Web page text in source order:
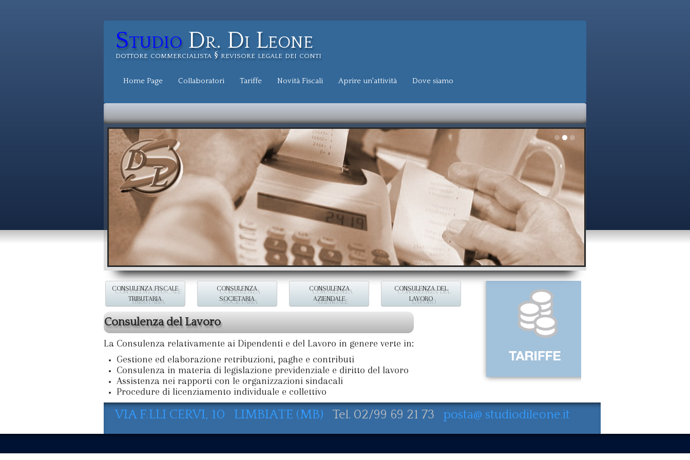
Studio Dr. Di Leone
dottore commercialista § revisore legale dei conti
Home Page Collaboratori Tariffe Novità Fiscali Aprire un'attività Dove siamo
CONSULENZA FISCALE
TRIBUTARIA
CONSULENZA
SOCIETARIA
CONSULENZA
AZIENDALE
CONSULENZA DEL
LAVORO
Consulenza del Lavoro
La Consulenza relativamente ai Dipendenti e del Lavoro in genere verte in:
Gestione ed elaborazione retribuzioni, paghe e contributi
Consulenza in materia di legislazione previdenziale e diritto del lavoro
Assistenza nei rapporti con le organizzazioni sindacali
Procedure di licenziamento individuale e collettivo
VIA F.LLI CERVI, 10 LIMBIATE (MB) Tel. 02/99 69 21 73 posta@ studiodileone.it